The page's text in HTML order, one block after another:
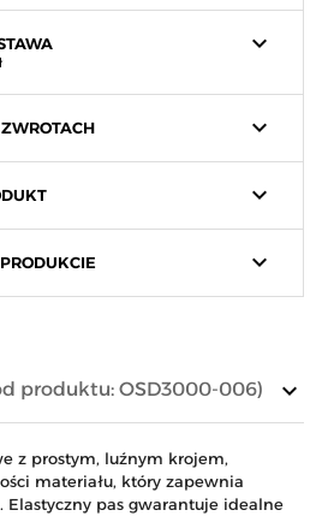
keyboard_arrow_down
keyboard_arrow_down
keyboard_arrow_down
keyboard_arrow_down
keyboard_arrow_down
produktu: OSD3000-006)
z prostym, luźnym krojem,
materiału, który zapewnia
Elastyczny pas gwarantuje idealne